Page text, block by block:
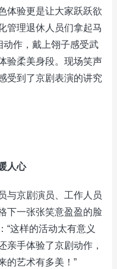
体验更是让大家跃跃欲
管理退休人员们拿起马
动作，戴上翎子感受武
验柔美身段。现场笑声
受到了京剧表演的讲究
人心
京剧演员、工作人员
下一张张笑意盈盈的脸
“这样的活动太有意义
亲手体验了京剧动作，
的艺术有多美！”